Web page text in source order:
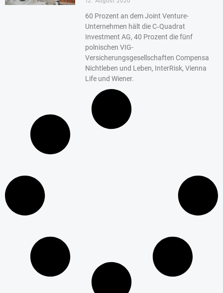
60 Prozent an dem Joint Venture-
Unternehmen hält die C‑Quadrat
Investment AG, 40 Prozent die fünf
polnischen VIG-
Versicherungsgesellschaften Compensa
Nichtleben und Leben, InterRisk, Vienna
Life und Wiener.